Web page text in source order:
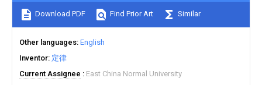
Download PDF Find Prior Art Similar
Other languages English
Inventor 定律
Current Assignee
East China Normal University